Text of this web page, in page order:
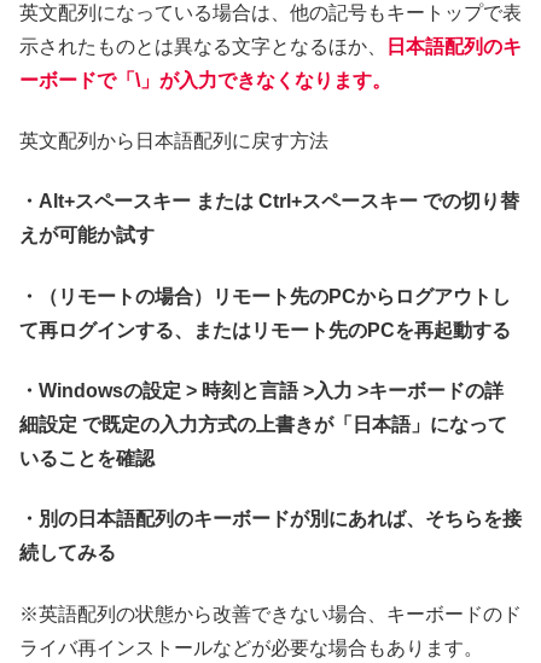
英文配列になっている場合は、他の記号もキートップで表
示されたものとは異なる文字となるほか、
日本語配列のキ
ーボードで「\」が入力できなくなります。
英文配列から日本語配列に戻す方法
・Alt+スペースキー または Ctrl+スペースキー での切り替
えが可能か試す
・（リモートの場合）リモート先のPCからログアウトし
て再ログインする、またはリモート先のPCを再起動する
・Windowsの設定 > 時刻と言語 >入力 >キーボードの詳
細設定 で既定の入力方式の上書きが「日本語」になって
いることを確認
・別の日本語配列のキーボードが別にあれば、そちらを接
続してみる
※英語配列の状態から改善できない場合、キーボードのド
ライバ再インストールなどが必要な場合もあります。